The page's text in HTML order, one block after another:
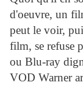
d'oeuvre, un
peut le voir,
film, se refuse
ou Blu-ray
VOD Warner